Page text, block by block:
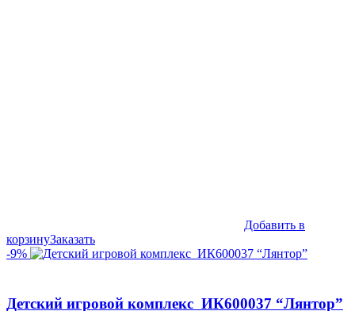
Добавить в
корзинуЗаказать
-9%
Детский игровой комплекс ИК600037 “Лянтор”